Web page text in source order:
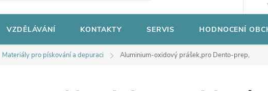
VZDĚLÁVÁNÍ KONTAKTY SERVIS HODNOCENÍ
Materiály pro pískování a depuraci Aluminium-oxidový prášek,pro Dento-prep,